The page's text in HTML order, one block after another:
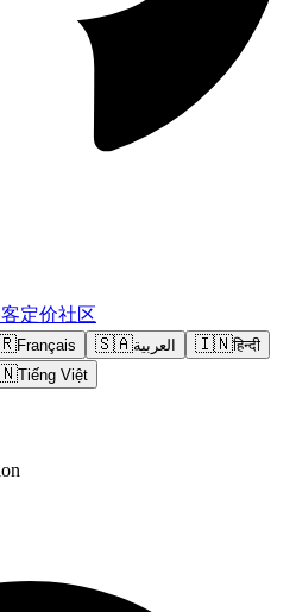
定价社区
Français 🇸🇦العربية 🇮🇳हिन्दी
Tiếng Việt